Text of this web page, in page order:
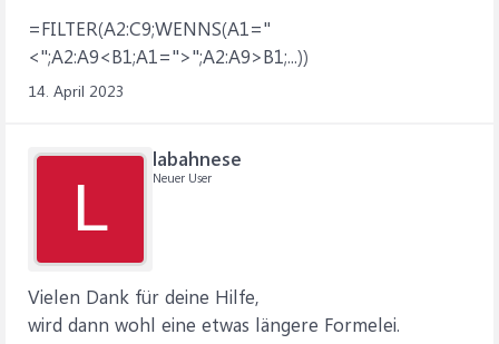
=FILTER(A2:C9;WENNS(A1="
<";A2:A9<B1;A1=">";A2:A9>B1;...))
14. April 2023
L
labahnese
Neuer User
Vielen Dank für deine Hilfe,
wird dann wohl eine etwas längere Formelei.